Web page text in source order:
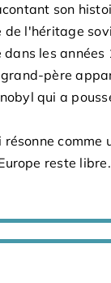
son
l'héritage
les années
père
qui a
comme
reste libre.